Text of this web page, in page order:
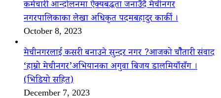
कर्मचारी आन्दोलनमा ऐक्यबद्धता जनाउँदै मेचीनगर
नगरपालिकाका लेखा अधिकृत पदमबहादुर कार्की ।
October 8, 2023
मेचीनगरलाई कसरी बनाउने सुन्दर नगर ?आजको चौैतारी संवाद
‘हाम्रो मेचीनगर’अभियानका अगुवा बिजय डालमियाँसँग ।
(भिडियो सहित)
December 7, 2023